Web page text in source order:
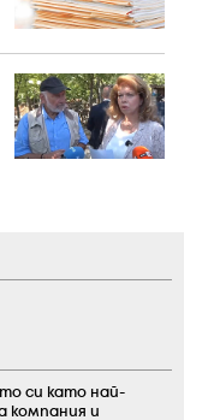
си като най-
компания и